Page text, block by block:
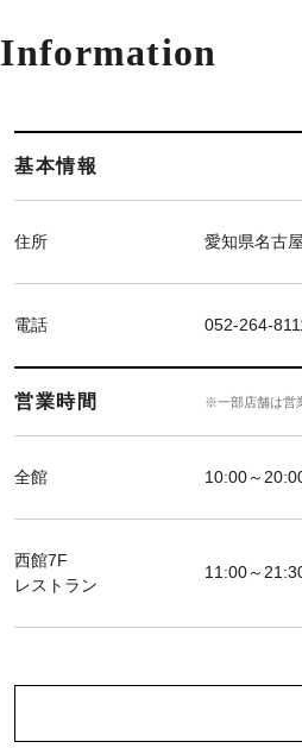
Information
基本情報
住所 愛知県名古
電話 052-264-
営業時間 ※一部店舗は営
全館 10:00～
西館7F
レストラン
11:00～